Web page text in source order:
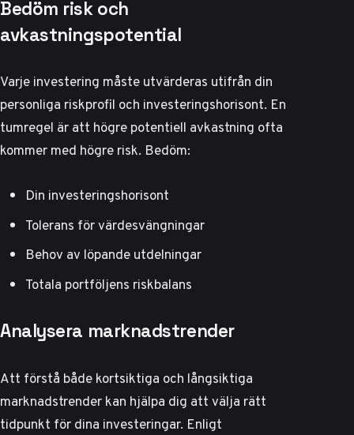
Bedöm risk och
avkastningspotential
Varje investering måste utvärderas utifrån din
personliga riskprofil och investeringshorisont. En
tumregel är att högre potentiell avkastning ofta
kommer med högre risk. Bedöm:
Din investeringshorisont
Tolerans för värdesvängningar
Behov av löpande utdelningar
Totala portföljens riskbalans
Analysera marknadstrender
Att förstå både kortsiktiga och långsiktiga
marknadstrender kan hjälpa dig att välja rätt
tidpunkt för dina investeringar. Enligt